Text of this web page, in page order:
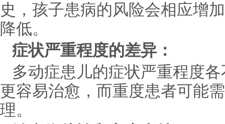
史，孩子患病的风险会相应增
降低。
症状严重程度的差异：
多动症患儿的症状严重程度
更容易治愈，而重度患者可能
理。